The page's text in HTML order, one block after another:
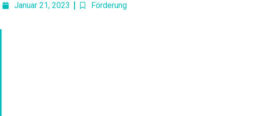
Januar 21, 2023 Förderung